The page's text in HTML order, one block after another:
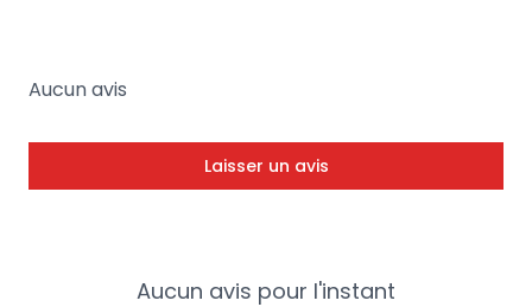
Aucun avis pour l'instant
Aucun avis
Laisser un avis